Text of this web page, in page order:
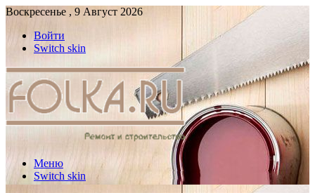
Воскресенье , 9 Август 2026
Войти
Switch skin
Меню
Switch skin